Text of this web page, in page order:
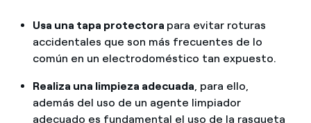
Usa una tapa protectora para evitar roturas
accidentales que son más frecuentes de lo
común en un electrodoméstico tan expuesto.
Realiza una limpieza adecuada , para ello,
además del uso de un agente limpiador
adecuado es fundamental el uso de la rasqueta